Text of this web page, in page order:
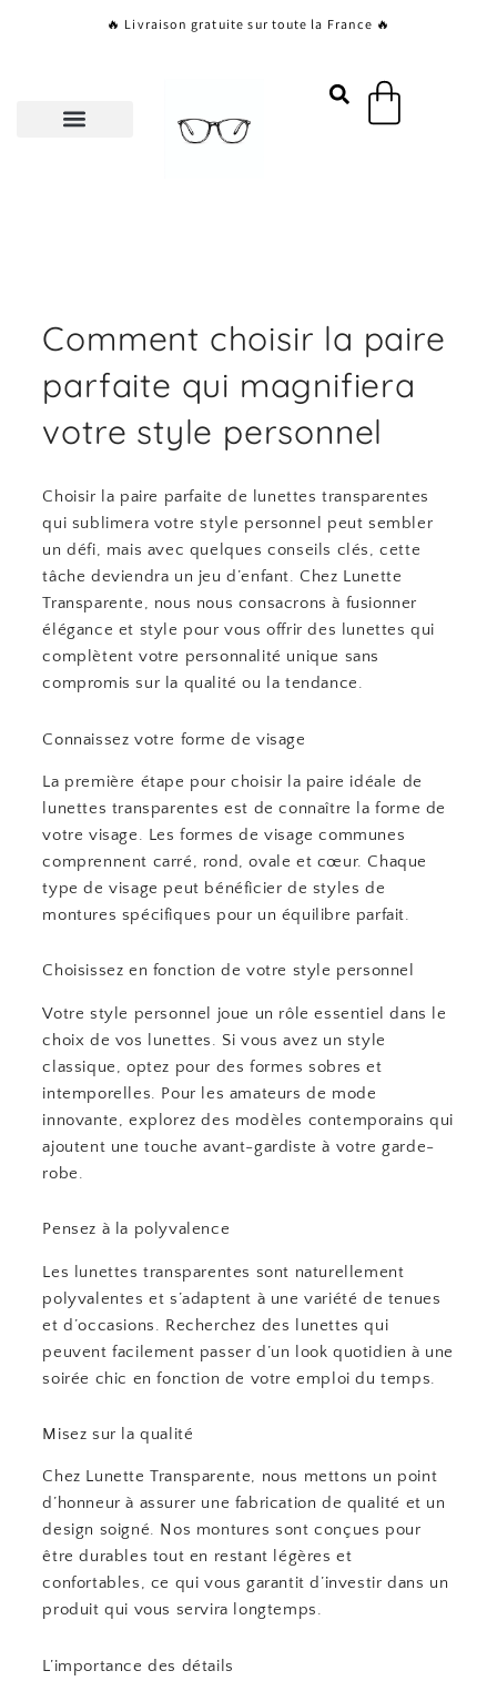
🔥 Livraison gratuite sur toute la France 🔥
Panier
Comment choisir la paire
parfaite qui magnifiera
votre style personnel
Choisir la paire parfaite de lunettes transparentes
qui sublimera votre style personnel peut sembler
un défi, mais avec quelques conseils clés, cette
tâche deviendra un jeu d’enfant. Chez Lunette
Transparente, nous nous consacrons à fusionner
élégance et style pour vous offrir des lunettes qui
complètent votre personnalité unique sans
compromis sur la qualité ou la tendance.
Connaissez votre forme de visage
La première étape pour choisir la paire idéale de
lunettes transparentes est de connaître la forme de
votre visage. Les formes de visage communes
comprennent carré, rond, ovale et cœur. Chaque
type de visage peut bénéficier de styles de
montures spécifiques pour un équilibre parfait.
Choisissez en fonction de votre style personnel
Votre style personnel joue un rôle essentiel dans le
choix de vos lunettes. Si vous avez un style
classique, optez pour des formes sobres et
intemporelles. Pour les amateurs de mode
innovante, explorez des modèles contemporains qui
ajoutent une touche avant-gardiste à votre garde-
robe.
Pensez à la polyvalence
Les lunettes transparentes sont naturellement
polyvalentes et s’adaptent à une variété de tenues
et d’occasions. Recherchez des lunettes qui
peuvent facilement passer d’un look quotidien à une
soirée chic en fonction de votre emploi du temps.
Misez sur la qualité
Chez Lunette Transparente, nous mettons un point
d’honneur à assurer une fabrication de qualité et un
design soigné. Nos montures sont conçues pour
être durables tout en restant légères et
confortables, ce qui vous garantit d’investir dans un
produit qui vous servira longtemps.
L’importance des détails